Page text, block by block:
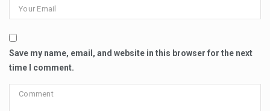
Save my name, email, and website in this browser for the next
time I comment.